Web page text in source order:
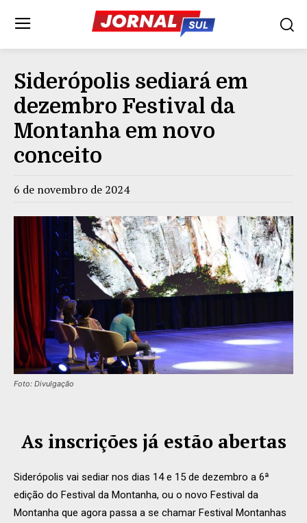
Siderópolis sediará em
dezembro Festival da
Montanha em novo
conceito
6 de novembro de 2024
Foto: Divulgação
As inscrições já estão abertas
Siderópolis vai sediar nos dias 14 e 15 de dezembro a 6ª
edição do Festival da Montanha, ou o novo Festival da
Montanha que agora passa a se chamar Festival Montanhas